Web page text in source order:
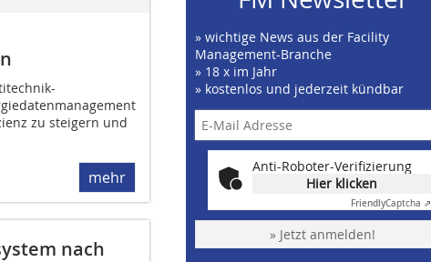
zu steigern und
mehr
nach
» wichtige News aus der Facility
Management-Branche
» 18 x im Jahr
» kostenlos und jederzeit kündbar
Anti-Roboter-Verifizierung
Hier klicken
FriendlyCaptcha ⇗
» Jetzt anmelden!